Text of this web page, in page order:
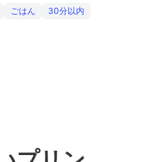
ごはん 30分以内